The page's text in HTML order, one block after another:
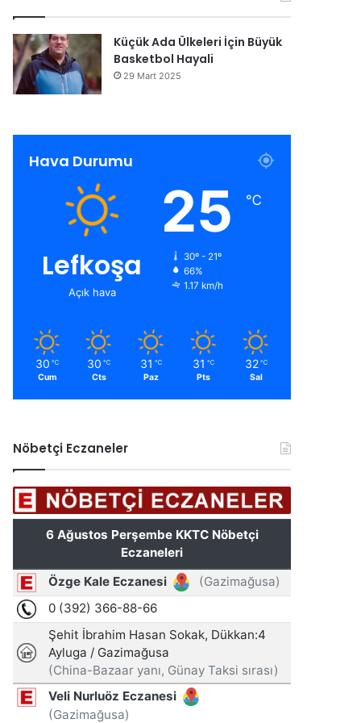
Küçük Ada Ülkeleri İçin Büyük
Basketbol Hayali
29 Mart 2025
Hava Durumu
Lefkoşa
Açık hava
25 ℃
30º - 21º
66%
1.17 km/h
30 ℃
Cum
30 ℃
Cts
31 ℃
Paz
31 ℃
Pts
32 ℃
Sal
Nöbetçi Eczaneler